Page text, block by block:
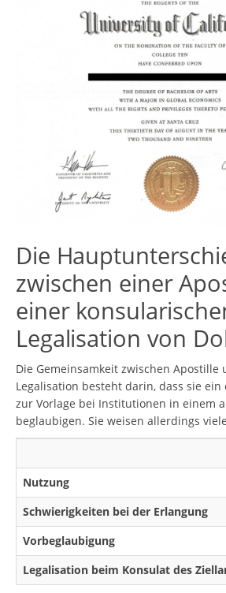
Die
zwischen einer
einer
Legalisation von
Die Gemeinsamkeit zwischen Apostille
Legalisation besteht darin, dass sie
zur Vorlage bei Institutionen in einem
beglaubigen. Sie weisen allerdings
Nutzung
Schwierigkeiten bei der Erlangung
Vorbeglaubigung
Legalisation beim Konsulat des